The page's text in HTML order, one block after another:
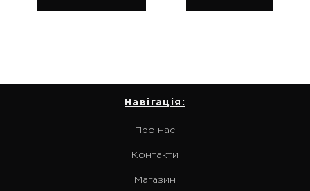
Навігація:
Про нас
Контакти
Магазин